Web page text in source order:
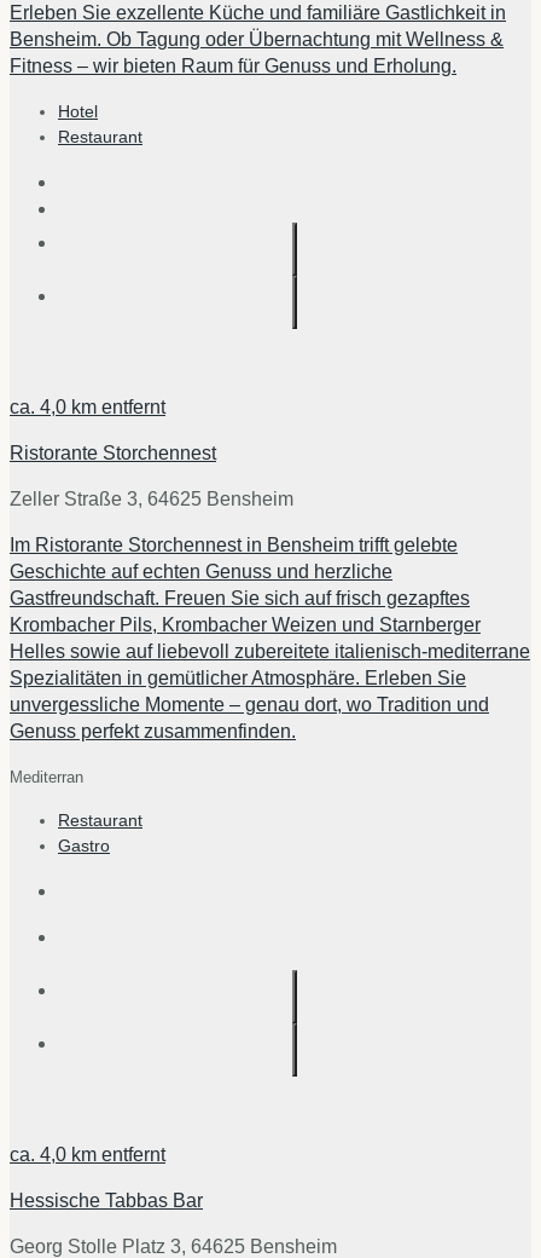
Erleben Sie exzellente Küche und familiäre Gastlichkeit in
Bensheim. Ob Tagung oder Übernachtung mit Wellness &
Fitness – wir bieten Raum für Genuss und Erholung.
Hotel
Restaurant
ca. 4,0 km entfernt
Ristorante Storchennest
Zeller Straße 3, 64625 Bensheim
Im Ristorante Storchennest in Bensheim trifft gelebte
Geschichte auf echten Genuss und herzliche
Gastfreundschaft. Freuen Sie sich auf frisch gezapftes
Krombacher Pils, Krombacher Weizen und Starnberger
Helles sowie auf liebevoll zubereitete italienisch-mediterrane
Spezialitäten in gemütlicher Atmosphäre. Erleben Sie
unvergessliche Momente – genau dort, wo Tradition und
Genuss perfekt zusammenfinden.
Mediterran
Restaurant
Gastro
ca. 4,0 km entfernt
Hessische Tabbas Bar
Georg Stolle Platz 3, 64625 Bensheim